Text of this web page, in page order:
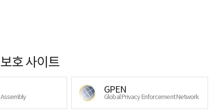
호 사이트
GPEN
Global Privacy Enforcement Network